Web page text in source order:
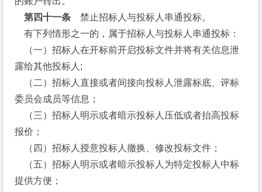
第四十一条 禁止招标人与投标人串通投标。
有下列情形之一的，属于招标人与投标人串通投标：
（一）招标人在开标前开启投标文件并将有关信息泄
露给其他投标人;
（二）招标人直接或者间接向投标人泄露标底、评标
委员会成员等信息；
（三）招标人明示或者暗示投标人压低或者抬高投标
报价；
（四）招标人授意投标人撤换、修改投标文件；
（五）招标人明示或者暗示投标人为特定投标人中标
提供方便；